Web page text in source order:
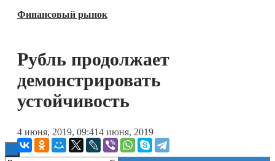
Блокчейн
Технологии
Финансовый рынок
Рубль продолжает
демонстрировать
устойчивость
4 июня, 2019, 09:414 июня, 2019